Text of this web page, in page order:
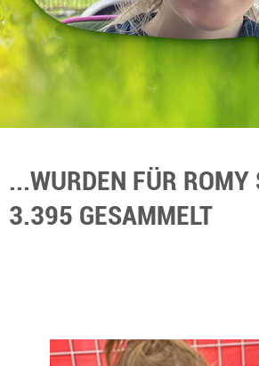
...WURDEN FÜR ROMY
3.395 GESAMMELT